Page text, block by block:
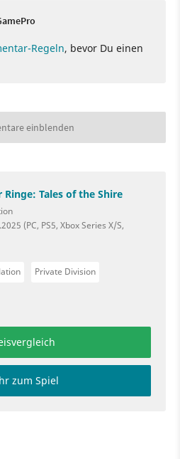
Regeln, bevor Du einen
einblenden
Ringe: Tales of the Shire
(PC, PS5, Xbox Series X/S,
Private Division
zum Spiel